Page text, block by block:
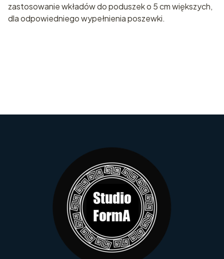
zastosowanie wkładów do poduszek o 5 cm większych,
dla odpowiedniego wypełnienia poszewki.